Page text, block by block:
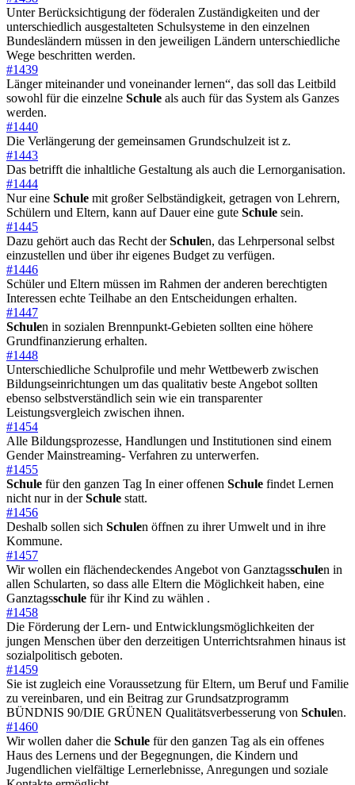
Unter Berücksichtigung der föderalen Zuständigkeiten und der
unterschiedlich ausgestalteten Schulsysteme in den einzelnen
Bundesländern müssen in den jeweiligen Ländern unterschiedliche
Wege beschritten werden.
#1439
Länger miteinander und voneinander lernen“, das soll das Leitbild
sowohl für die einzelne Schule als auch für das System als Ganzes
werden.
#1440
Die Verlängerung der gemeinsamen Grundschulzeit ist z.
#1443
Das betrifft die inhaltliche Gestaltung als auch die Lernorganisation.
#1444
Nur eine Schule mit großer Selbständigkeit, getragen von Lehrern,
Schülern und Eltern, kann auf Dauer eine gute Schule sein.
#1445
Dazu gehört auch das Recht derSchulen, das Lehrpersonal selbst
einzustellen und über ihr eigenes Budget zu verfügen.
#1446
Schüler und Eltern müssen im Rahmen der anderen berechtigten
Interessen echte Teilhabe an den Entscheidungen erhalten.
#1447
Schulen in sozialen Brennpunkt-Gebieten sollten eine höhere
Grundfinanzierung erhalten.
#1448
Unterschiedliche Schulprofile und mehr Wettbewerb zwischen
Bildungseinrichtungen um das qualitativ beste Angebot sollten
ebenso selbstverständlich sein wie ein transparenter
Leistungsvergleich zwischen ihnen.
#1454
Alle Bildungsprozesse, Handlungen und Institutionen sind einem
Gender Mainstreaming- Verfahren zu unterwerfen.
#1455
Schule für den ganzen Tag In einer offenen Schule findet Lernen
nicht nur in derSchule statt.
#1456
Deshalb sollen sich Schulen öffnen zu ihrer Umwelt und in ihre
Kommune.
#1457
Wir wollen ein flächendeckendes Angebot von Ganztagsschulen in
allen Schularten, so dass alle Eltern die Möglichkeit haben, eine
Ganztagsschule für ihr Kind zu wählen .
#1458
Die Förderung der Lern- und Entwicklungsmöglichkeiten der
jungen Menschen über den derzeitigen Unterrichtsrahmen hinaus ist
sozialpolitisch geboten.
#1459
Sie ist zugleich eine Voraussetzung für Eltern, um Beruf und Familie
zu vereinbaren, und ein Beitrag zur Grundsatzprogramm
BÜNDNIS 90/DIE GRÜNEN Qualitätsverbesserung von Schulen.
#1460
Wir wollen daher die Schule für den ganzen Tag als ein offenes
Haus des Lernens und der Begegnungen, die Kindern und
Jugendlichen vielfältige Lernerlebnisse, Anregungen und soziale